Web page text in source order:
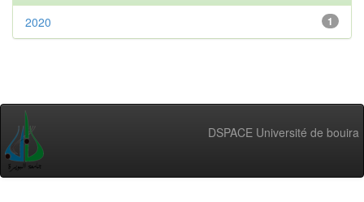
1
2020
DSPACE Université de bouira